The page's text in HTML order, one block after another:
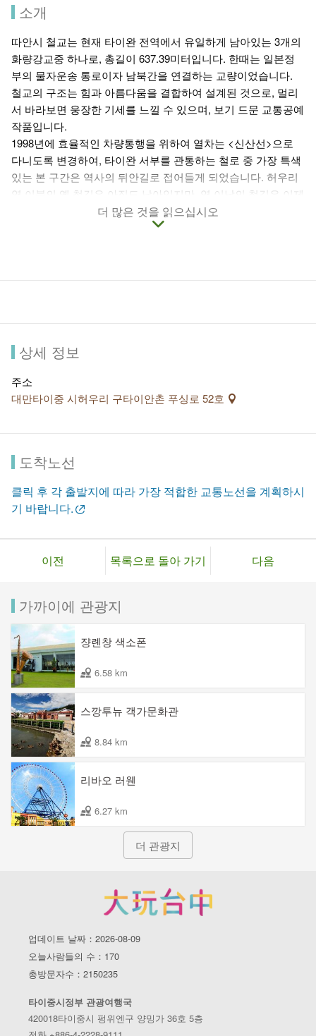
소개
따안시 철교는 현재 타이완 전역에서 유일하게 남아있는 3개의
화량강교중 하나로, 총길이 637.39미터입니다. 한때는 일본정
부의 물자운송 통로이자 남북간을 연결하는 교량이었습니다.
철교의 구조는 힘과 아름다움을 결합하여 설계된 것으로, 멀리
서 바라보면 웅장한 기세를 느낄 수 있으며, 보기 드문 교통공예
작품입니다.
1998년에 효율적인 차량통행을 위하여 열차는 <신산선>으로
다니도록 변경하여, 타이완 서부를 관통하는 철로 중 가장 특색
있는 본 구간은 역사의 뒤안길로 접어들게 되었습니다. 허우리
역 이북의 옛 철길은 아직도 남아있지만, 역 이남의 철길은 이제
남아있지 않습니다. 또 다른 아름다운 철교인 따자시 화량철교
는 자전거 도로를 깔아 허우펑 자전거도로의 일부분으로 쓰이
없이 적지않은 여행객들이 방문하여 기념사진을 남기고 있습니
더 많은 것을 읽으십시오
상세 정보
주소
대만타이중 시허우리 구타이안촌 푸싱로 52호
도착노선
클릭 후 각 출발지에 따라 가장 적합한 교통노선을 계획하시
기 바랍니다.
이전 목록으로 돌아 가기 다음
가까이에 관광지
쟝롄창 색소폰
6.58 km
스깡투뉴 객가문화관
8.84 km
리바오 러웬
6.27 km
더 관광지
업데이트 날짜：2026-08-09
오늘사람들의 수：170
총방문자수：2150235
타이중시정부 관광여행국
420018타이중시 펑위엔구 양밍가 36호 5층